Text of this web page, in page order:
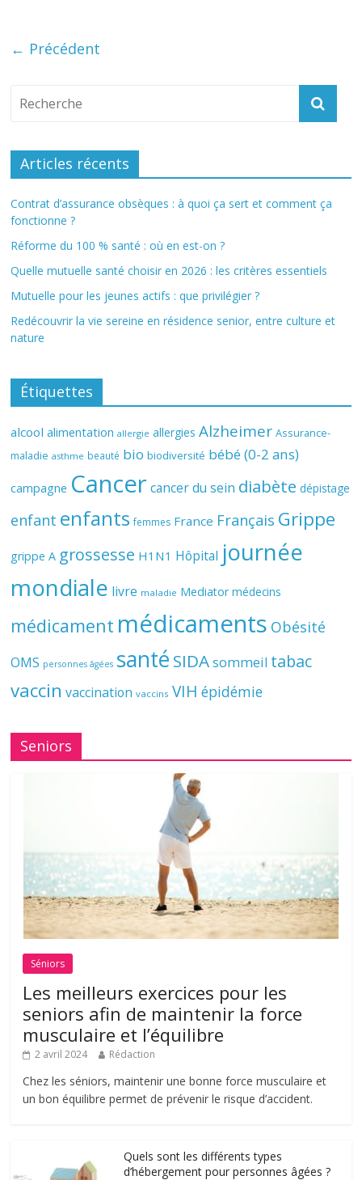
← Précédent
Articles récents
Contrat d’assurance obsèques : à quoi ça sert et comment ça
fonctionne ?
Réforme du 100 % santé : où en est-on ?
Quelle mutuelle santé choisir en 2026 : les critères essentiels
Mutuelle pour les jeunes actifs : que privilégier ?
Redécouvrir la vie sereine en résidence senior, entre culture et
nature
Étiquettes
alcool alimentation allergie allergies Alzheimer Assurance-
maladie asthme beauté bio biodiversité bébé (0-2 ans)
campagne Cancer cancer du sein diabète dépistage
enfant enfants femmes France Français Grippe
grippe A grossesse H1N1 Hôpital journée
mondiale livre maladie Mediator médecins
médicament médicaments Obésité
OMS personnes âgées santé SIDAsommeil tabac
vaccin vaccination vaccins VIH épidémie
Seniors
Séniors
Les meilleurs exercices pour les
seniors afin de maintenir la force
musculaire et l’équilibre
2 avril 2024 Rédaction
Chez les séniors, maintenir une bonne force musculaire et
un bon équilibre permet de prévenir le risque d’accident.
Quels sont les différents types
d’hébergement pour personnes âgées ?